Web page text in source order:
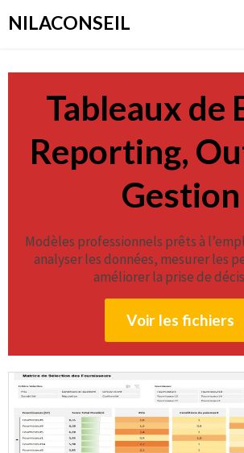
auNILACONSEIL
Tableaux de
Reporting,
Gestion
Modèles professionnels prêts à
analyser les données, mesurer les
améliorer la prise de
Voir les fichiers